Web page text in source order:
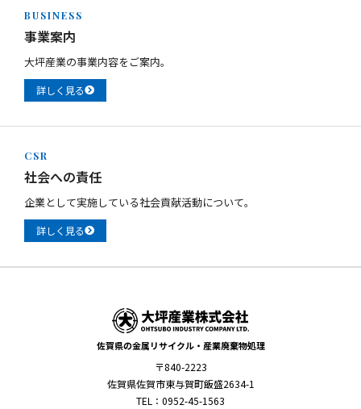
BUSINESS
事業案内
大坪産業の事業内容をご案内。
詳しく見る
CSR
社会への責任
企業として実施している社会貢献活動について。
詳しく見る
佐賀県の金属リサイクル・産業廃棄物処理
〒840-2223
佐賀県佐賀市東与賀町飯盛2634-1
TEL：0952-45-1563